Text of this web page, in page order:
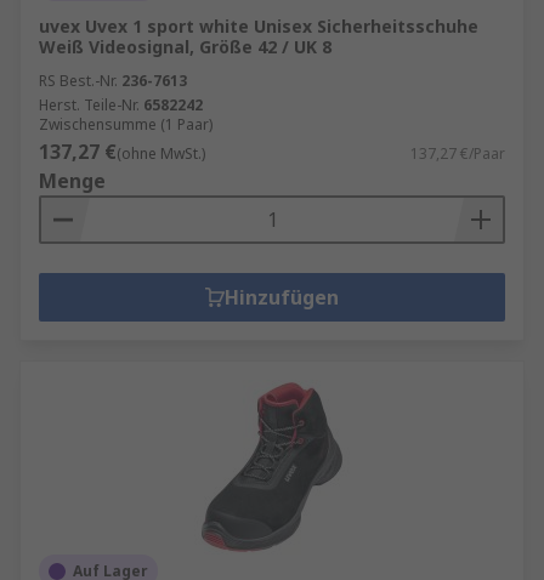
uvex Uvex 1 sport white Unisex Sicherheitsschuhe
Weiß Videosignal, Größe 42 / UK 8
RS Best.-Nr. 236-7613
Herst. Teile-Nr. 6582242
Zwischensumme (1 Paar)
137,27 €(ohne MwSt.) 137,27 €/Paar
Menge
Hinzufügen
Auf Lager